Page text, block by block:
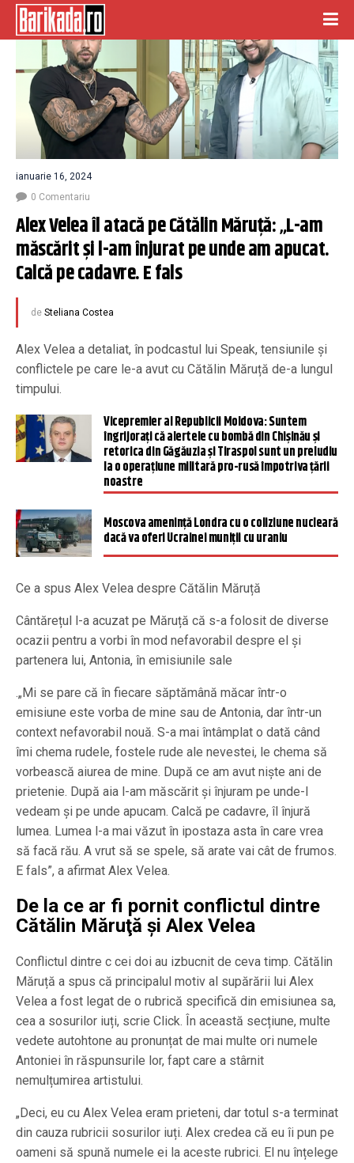
ianuarie 16, 2024
0 Comentariu
Alex Velea îl atacă pe Cătălin Măruță: „L-am
măscărit și l-am înjurat pe unde am apucat.
Calcă pe cadavre. E fals
de Steliana Costea
Alex Velea a detaliat, în podcastul lui Speak, tensiunile și
conflictele pe care le-a avut cu Cătălin Măruță de-a lungul
timpului.
Vicepremier al Republicii Moldova: Suntem
îngrijorați că alertele cu bombă din Chișinău și
retorica din Găgăuzia și Tiraspol sunt un preludiu
la o operațiune militară pro-rusă împotriva țării
noastre
Moscova ameninţă Londra cu o coliziune nucleară
dacă va oferi Ucrainei muniţii cu uraniu
Ce a spus Alex Velea despre Cătălin Măruță
Cântărețul l-a acuzat pe Măruță că s-a folosit de diverse
ocazii pentru a vorbi în mod nefavorabil despre el și
partenera lui, Antonia, în emisiunile sale
.„Mi se pare că în fiecare săptămână măcar într-o
emisiune este vorba de mine sau de Antonia, dar într-un
context nefavorabil nouă. S-a mai întâmplat o dată când
îmi chema rudele, fostele rude ale nevestei, le chema să
vorbească aiurea de mine. După ce am avut niște ani de
prietenie. După aia l-am măscărit și înjuram pe unde-l
vedeam și pe unde apucam. Calcă pe cadavre, îl înjură
lumea. Lumea l-a mai văzut în ipostaza asta în care vrea
să facă rău. A vrut să se spele, să arate vai cât de frumos.
E fals”, a afirmat Alex Velea.
De la ce ar fi pornit conflictul dintre
Cătălin Măruţă şi Alex Velea
Conflictul dintre c cei doi au izbucnit de ceva timp. Cătălin
Măruță a spus că principalul motiv al supărării lui Alex
Velea a fost legat de o rubrică specifică din emisiunea sa,
cea a sosurilor iuți, scrie Click. În această secțiune, multe
vedete autohtone au pronunțat de mai multe ori numele
Antoniei în răspunsurile lor, fapt care a stârnit
nemulțumirea artistului.
„Deci, eu cu Alex Velea eram prieteni, dar totul s-a terminat
din cauza rubricii sosurilor iuți. Alex credea că eu îi pun pe
oameni să spună numele ei la aceste rubrici. El nu înțelege